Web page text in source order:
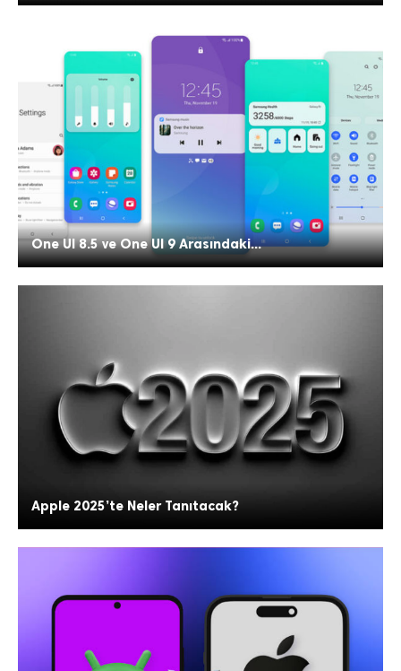
One UI 8.5 ve One UI 9 Arasındaki...
Apple 2025’te Neler Tanıtacak?